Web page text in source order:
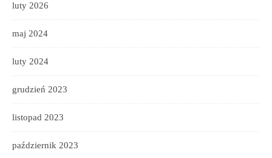
luty 2026
maj 2024
luty 2024
grudzień 2023
listopad 2023
październik 2023